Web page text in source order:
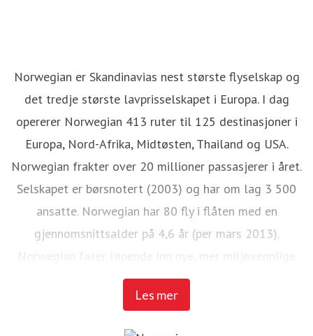
Norwegian er Skandinavias nest største flyselskap og
det tredje største lavprisselskapet i Europa. I dag
opererer Norwegian 413 ruter til 125 destinasjoner i
Europa, Nord-Afrika, Midtøsten, Thailand og USA.
Norwegian frakter over 20 millioner passasjerer i året.
Selskapet er børsnotert (2003) og har om lag 3 500
ansatte. Norwegian har 80 fly i flåten med en
gjennomsnittsalder på 4,6 år (per mars 2013).
Norwegian faser løpende inn nye, mer miljøvennlige
fly og har en en av de mest moderne flåtene i Europa.
I 2013 ble Norwegian kåret til Europas beste
Les mer